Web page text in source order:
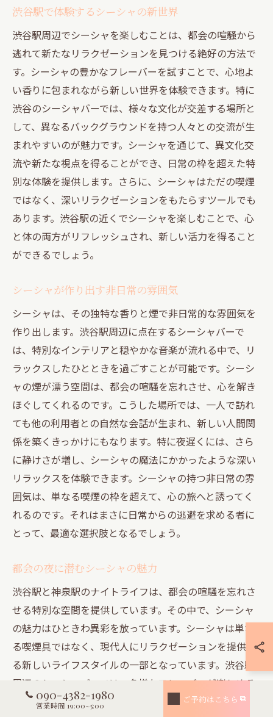
渋谷駅で体験するシーシャの新世界
渋谷駅周辺でシーシャを楽しむことは、都会の喧騒から
逃れて新たなリラクゼーションを見つける絶好の方法で
す。シーシャの豊かなフレーバーを試すことで、心地よ
い香りに包まれながら新しい世界を体験できます。特に
渋谷のシーシャバーでは、様々な文化が交差する場所と
して、異なるバックグラウンドを持つ人々との交流が生
まれやすいのが魅力です。シーシャを通じて、異文化交
流や新たな視点を得ることができ、日常の枠を超えた特
別な体験を提供します。さらに、シーシャはただの喫煙
ではなく、深いリラクゼーションをもたらすツールでも
あります。渋谷駅の近くでシーシャを楽しむことで、心
と体の両方がリフレッシュされ、新しい活力を得ること
ができるでしょう。
シーシャが作り出す非日常の雰囲気
シーシャは、その独特な香りと煙で非日常的な雰囲気を
作り出します。渋谷駅周辺に点在するシーシャバーで
は、特別なインテリアと穏やかな音楽が流れる中で、リ
ラックスしたひとときを過ごすことが可能です。シーシ
ャの煙が漂う空間は、都会の喧騒を忘れさせ、心を解き
ほぐしてくれるのです。こうした場所では、一人で訪れ
ても他の利用者との自然な会話が生まれ、新しい人間関
係を築くきっかけにもなります。特に夜遅くには、さら
に静けさが増し、シーシャの魔法にかかったような深い
リラックスを体験できます。シーシャの持つ非日常の雰
囲気は、単なる喫煙の枠を超えて、心の旅へと誘ってく
れるのです。それはまさに日常からの逃避を求める者に
とって、最適な選択肢となるでしょう。
都会の夜に潜むシーシャの魅力
渋谷駅と神泉駅のナイトライフは、都会の喧騒を忘れさ
せる特別な空間を提供しています。その中で、シーシャ
の魅力はひときわ異彩を放っています。シーシャは単な
る喫煙具ではなく、現代人にリラクゼーションを提供す
る新しいライフスタイルの一部となっています。渋谷駅
周辺のシーシャバーでは、多様なフレーバーが楽しめる
だけでなく、落ち着いたインテリアと音楽が、訪れる
090-4382-1980
営業時間 19:00~5:00
ご予約はこちら